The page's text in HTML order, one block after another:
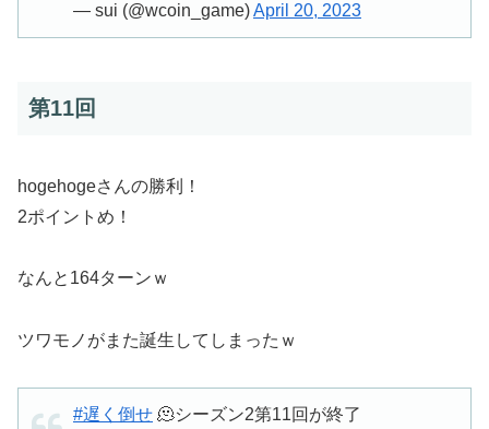
— sui (@wcoin_game)April 20, 2023
第11回
hogehogeさんの勝利！
2ポイントめ！
なんと164ターンｗ
ツワモノがまた誕生してしまったｗ
#遅く倒せ 🫠シーズン2第11回が終了